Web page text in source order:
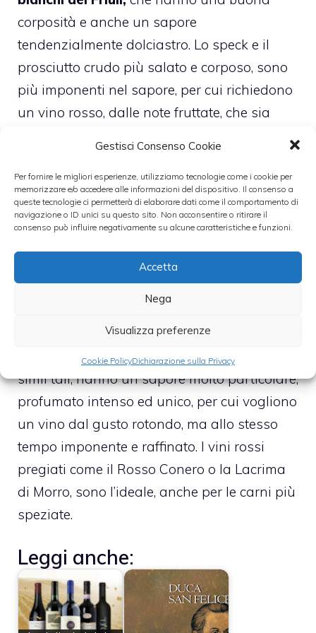
Gestisci Consenso Cookie
Per fornire le migliori esperienze, utilizziamo tecnologie come i cookie per
memorizzare e/o accedere alle informazioni del dispositivo. Il consenso a
queste tecnologie ci permetterà di elaborare dati come il comportamento di
navigazione o ID unici su questo sito. Non acconsentire o ritirare il
consenso può influire negativamente su alcune caratteristiche e funzioni.
Accetta
Nega
Visualizza preferenze
Cookie PolicyDichiarazione sulla Privacy
corposità e anche un sapore
tendenzialmente dolciastro. Lo speck e il
prosciutto crudo più salato e corposo, sono
più imponenti nel sapore, per cui richiedono
un vino rosso, dalle note fruttate, che sia
hanno un gusto gentile, mentre la pancetta
ed il lardo che sono particolarmente saporiti
e grassosi, richiedono un vino rotondi, e più
fermi.
Carni da cacciagione, come il cinghiale, ma
anche le carni come l’anatra, la faraona e
simil tali, hanno un sapore molto particolare,
profumato intenso ed unico, per cui vogliono
un vino dal gusto rotondo, ma allo stesso
tempo imponente e raffinato. I vini rossi
pregiati come il Rosso Conero o la Lacrima
di Morro, sono l’ideale, anche per le carni più
speziate.
Leggi anche: